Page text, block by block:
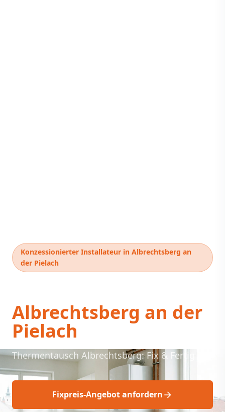
Konzessionierter Installateur in Albrechtsberg an
der Pielach
Albrechtsberg an der
Pielach
Thermentausch Albrechtsberg: Fix & Fertig
Fixpreis-Angebot anfordern